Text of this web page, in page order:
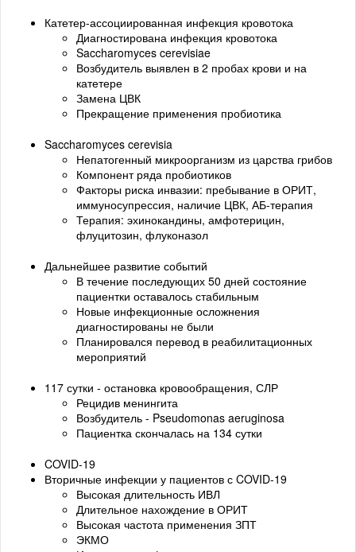
Катетер-ассоциированная инфекция кровотока
Диагностирована инфекция кровотока
Saccharomyces cerevisiae
Возбудитель выявлен в 2 пробах крови и на
катетере
Замена ЦВК
Прекращение применения пробиотика
Saccharomyces cerevisia
Непатогенный микроорганизм из царства грибов
Компонент ряда пробиотиков
Факторы риска инвазии: пребывание в ОРИТ,
иммуносупрессия, наличие ЦВК, АБ-терапия
Терапия: эхинокандины, амфотерицин,
флуцитозин, флуконазол
Дальнейшее развитие событий
В течение последующих 50 дней состояние
пациентки оставалось стабильным
Новые инфекционные осложнения
диагностированы не были
Планировался перевод в реабилитационных
мероприятий
117 сутки - остановка кровообращения, СЛР
Рецидив менингита
Возбудитель - Pseudomonas aeruginosa
Пациентка скончалась на 134 сутки
COVID-19
Вторичные инфекции у пациентов с COVID-19
Высокая длительность ИВЛ
Длительное нахождение в ОРИТ
Высокая частота применения ЗПТ
ЭКМО